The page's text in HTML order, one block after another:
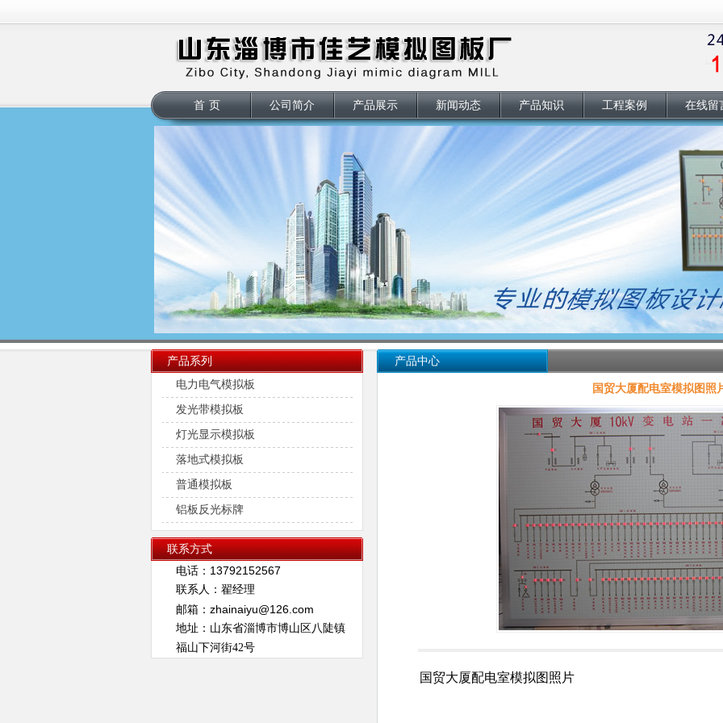
首页 公司简介 产品展示 新闻动态 产品知识 工程案例 在线留
产品系列
电力电气模拟板
发光带模拟板
灯光显示模拟板
落地式模拟板
普通模拟板
铝板反光标牌
联系方式
电话： 13792152567
联系人：翟经理
邮箱： zhainaiyu@126.com
地址：山东省淄博市博山区八陡镇
福山下河街42号
产品中心
国贸大厦配电室模拟图照
国贸大厦配电室模拟图照片